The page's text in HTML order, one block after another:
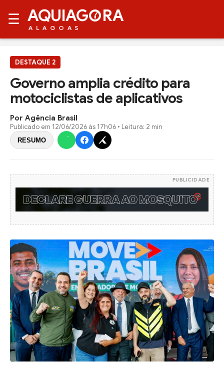
☰ AQUIAG RA
ALAGOAS
DESTAQUE 2
Governo amplia crédito para
motociclistas de aplicativos
Por Agência Brasil
Publicado em 12/06/2026 às 17h06 • Leitura: 2 min
RESUMO
PUBLICIDADE